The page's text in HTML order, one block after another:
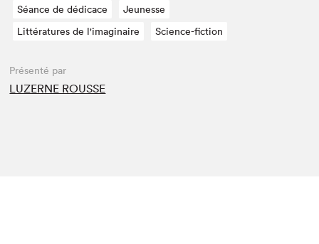
Séance de dédicace
Jeunesse
Littératures de l'imaginaire
Science-fiction
Présenté par
LUZERNE ROUSSE